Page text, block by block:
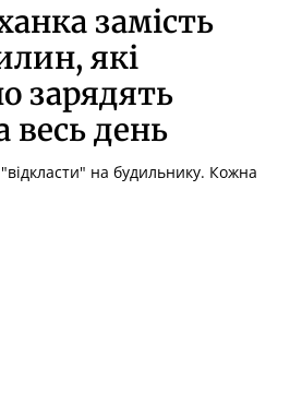
замість
які
зарядять
весь день
на будильнику. Кожна